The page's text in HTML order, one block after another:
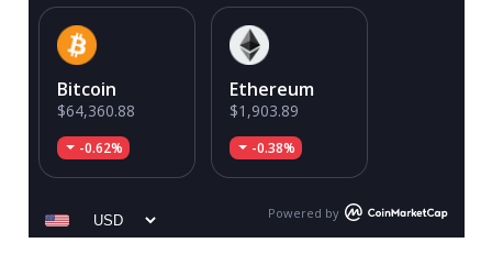
Bitcoin
$64,360.88
-0.62%
Ethereum
$1,903.89
-0.38%
Powered by